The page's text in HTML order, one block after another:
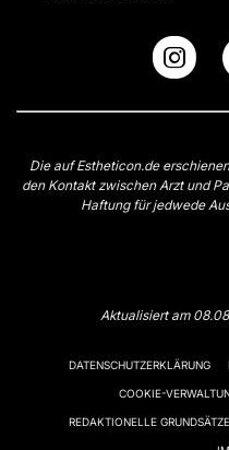
Die auf Estheticon.de
den Kontakt zwischen Arzt und
Haftung für jedwede
Aktualisiert am
DATENSCHUTZERKLÄRUNG
COOKIE-
REDAKTIONELLE GRUNDSÄTZE